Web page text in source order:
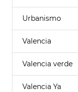
Urbanismo
Valencia
Valencia verde
Valencia Ya